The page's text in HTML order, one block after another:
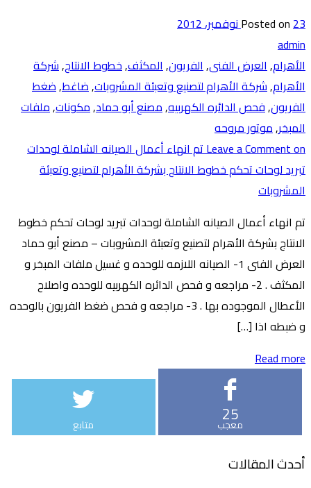
Posted on23 نوفمبر، 2012
admin
الأهرام,العرض الفنى,الفريون,المكثف,خطوط الانتاج,شركة
الأهرام,شركة الأهرام لتصنيع وتعبئة المشروبات,ضاغط,ضغط
الفريون,فحص الدائره الكهربيه,مصنع أبو حماد,مكونات,ملفات
المبخر,موتور مروحه
Leave a Commenton تم انهاء أعمال الصيانه الشاملة لوحدات
تبريد لوحات تحكم خطوط الانتاج بشركة الأهرام لتصنيع وتعبئة
المشروبات
تم انهاء أعمال الصيانه الشاملة لوحدات تبريد لوحات تحكم خطوط
الانتاج بشركة الأهرام لتصنيع وتعبئة المشروبات – مصنع أبو حماد
العرض الفنى 1- الصيانه اللازمه للوحده و غسيل ملفات المبخر و
المكثف . 2- مراجعه و فحص الدائره الكهربيه للوحده واصلاح
الأعطال الموجوده بها . 3- مراجعه و فحص ضغط الفريون بالوحده
و ضبطه اذا […]
Read more
25
معجب متابع
أحدث المقالات